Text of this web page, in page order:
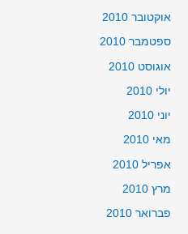
אוקטובר 2010
ספטמבר 2010
אוגוסט 2010
יולי 2010
יוני 2010
מאי 2010
אפריל 2010
מרץ 2010
פברואר 2010